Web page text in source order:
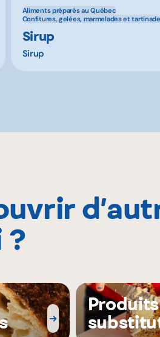
Aliments préparés au Québec
Confitures, gelées, marmelades et
Sirup
Sirup
?